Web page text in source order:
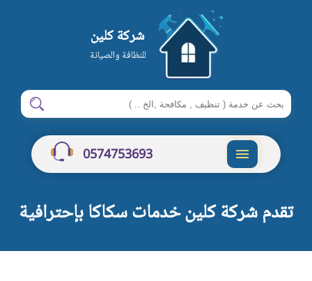
شركة كلين
للنظافة والصيانة
ابحث
في
شركة
كلين
ابحث
0574753693
تقدم شركة كلين خدمات سكاكا بإحترافية